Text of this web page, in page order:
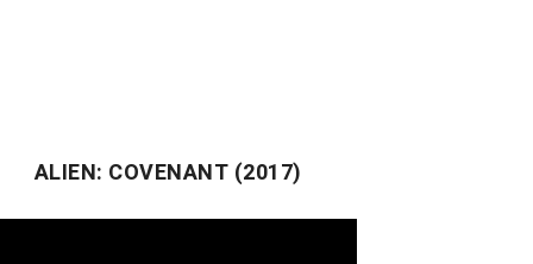
ALIEN: COVENANT (2017)